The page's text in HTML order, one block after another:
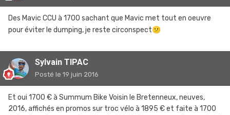
Des Mavic CCU à 1700 sachant que Mavic met tout en oeuvre
pour éviter le dumping, je reste circonspect😕
Sylvain TIPAC
Posté le 19 juin 2016
Et oui 1700 € à Summum Bike Voisin le Bretenneux, neuves,
2016, affichés en promos sur troc vélo à 1895 € et faite à 1700